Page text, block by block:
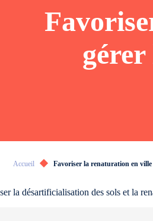
gérer
Accueil Favoriser la renaturation en
la désartificialisation des sols et la